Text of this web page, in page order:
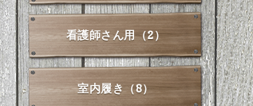
看護師さん用（2）
室内履き（8）